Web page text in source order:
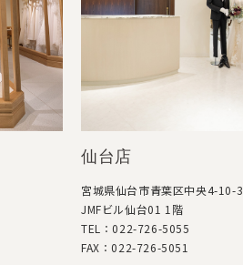
仙台店
宮城県仙台市青葉区中央4-10-3
JMFビル仙台01 1階
TEL：022-726-5055
FAX：022-726-5051